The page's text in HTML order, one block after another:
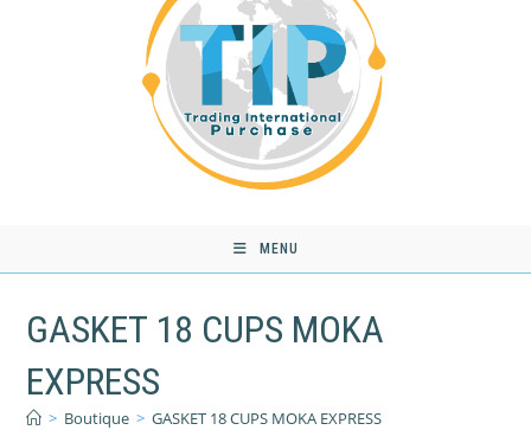
MENU
GASKET 18 CUPS MOKA
EXPRESS
> Boutique > GASKET 18 CUPS MOKA EXPRESS